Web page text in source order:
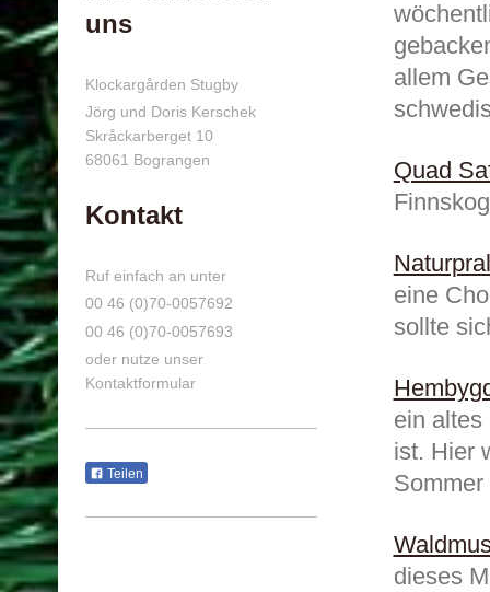
allem
Quad
eine
sollte
ein altes
ist. Hier
dieses
uns
Klockargården Stugby
Jörg und Doris Kerschek
Skråckarberget 10
68061 Bograngen
Kontakt
Ruf einfach an unter
00 46 (0)70-0057692
00 46 (0)70-0057693
oder nutze unser
Kontaktformular
Teilen